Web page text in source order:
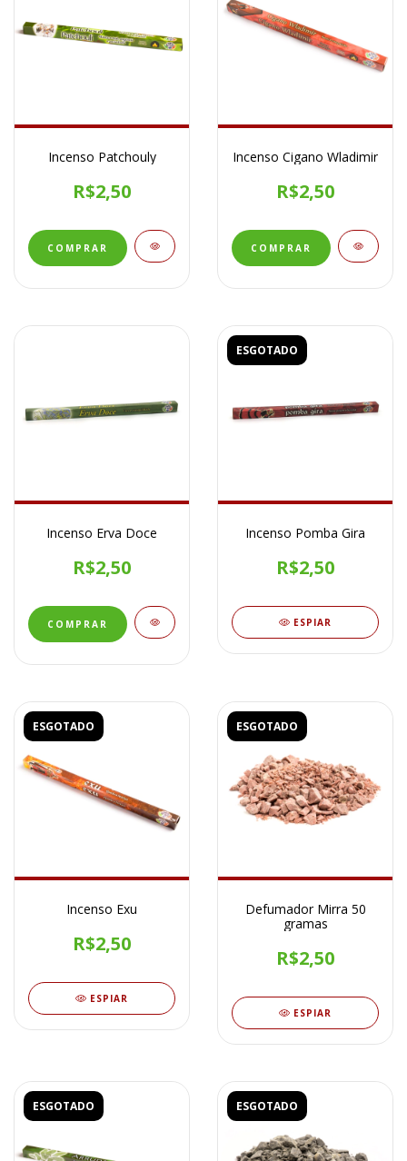
Incenso Patchouly
R$2,50
Incenso Cigano Wladimir
R$2,50
Incenso Erva Doce
R$2,50
ESGOTADO
Incenso Pomba Gira
R$2,50
ESPIAR
ESGOTADO
Incenso Exu
R$2,50
ESPIAR
ESGOTADO
Defumador Mirra 50
gramas
R$2,50
ESPIAR
ESGOTADO ESGOTADO